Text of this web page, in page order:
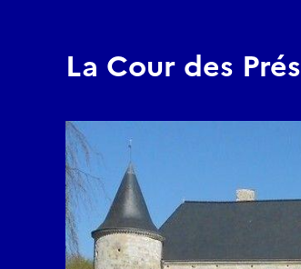
La Cour des Prés